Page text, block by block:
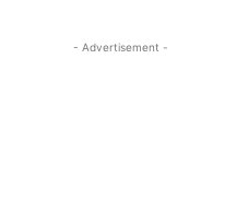
- Advertisement -